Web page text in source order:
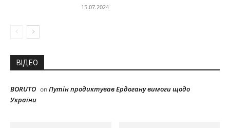
15.07.2024
ВІДЕО
BORUTO onПутін продиктував Ердогану вимоги щодо
України